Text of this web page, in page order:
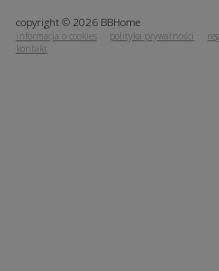
copyright © 2026 BBHome
informacja o cookies polityka prywatności
kontakt